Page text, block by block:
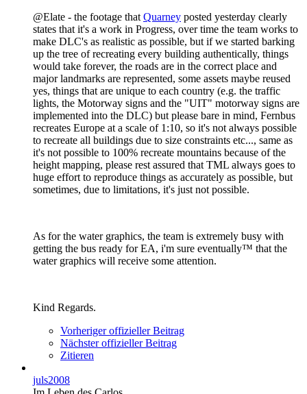
@Elate - the footage that Quarney posted yesterday clearly
states that it's a work in Progress, over time the team works to
make DLC's as realistic as possible, but if we started barking
up the tree of recreating every building authentically, things
would take forever, the roads are in the correct place and
major landmarks are represented, some assets maybe reused
yes, things that are unique to each country (e.g. the traffic
lights, the Motorway signs and the "UIT" motorway signs are
implemented into the DLC) but please bare in mind, Fernbus
recreates Europe at a scale of 1:10, so it's not always possible
to recreate all buildings due to size constraints etc..., same as
it's not possible to 100% recreate mountains because of the
height mapping, please rest assured that TML always goes to
huge effort to reproduce things as accurately as possible, but
sometimes, due to limitations, it's just not possible.
As for the water graphics, the team is extremely busy with
getting the bus ready for EA, i'm sure eventually™️ that the
water graphics will receive some attention.
Kind Regards.
Vorheriger offizieller Beitrag
Nächster offizieller Beitrag
Zitieren
juls2008